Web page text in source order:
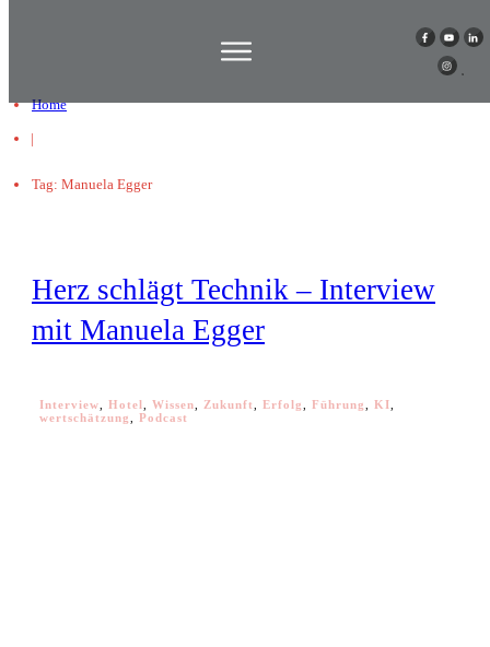
Home
|
Tag: Manuela Egger
Herz schlägt Technik – Interview
mit Manuela Egger
Interview Hotel Wissen Zukunft Erfolg Führung KI
wertschätzung
Podcast